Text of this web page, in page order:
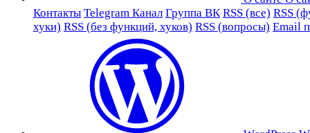
Контакты Telegram Канал Группа ВК RSS (все) RSS
хуки) RSS (без функций, хуков) RSS (вопросы) Email